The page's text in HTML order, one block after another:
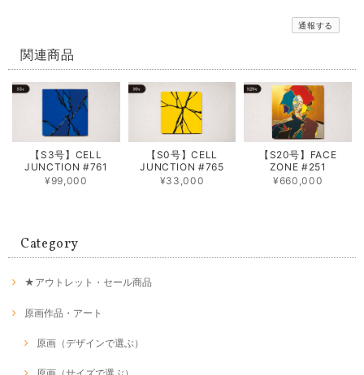
通報する
関連商品
【S3号】CELL
JUNCTION #761
¥99,000
【S0号】CELL
JUNCTION #765
¥33,000
【S20号】FACE
ZONE #251
¥660,000
Category
★アウトレット・セール商品
原画作品・アート
原画（デザインで選ぶ）